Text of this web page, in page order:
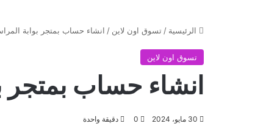
الرئيسية / تسوق اون لاين / انشاء حساب بمتجر بوابة
تسوق اون لاين
انشاء حساب بمتجر
30 مايو، 2024 0 دقيقة واحدة